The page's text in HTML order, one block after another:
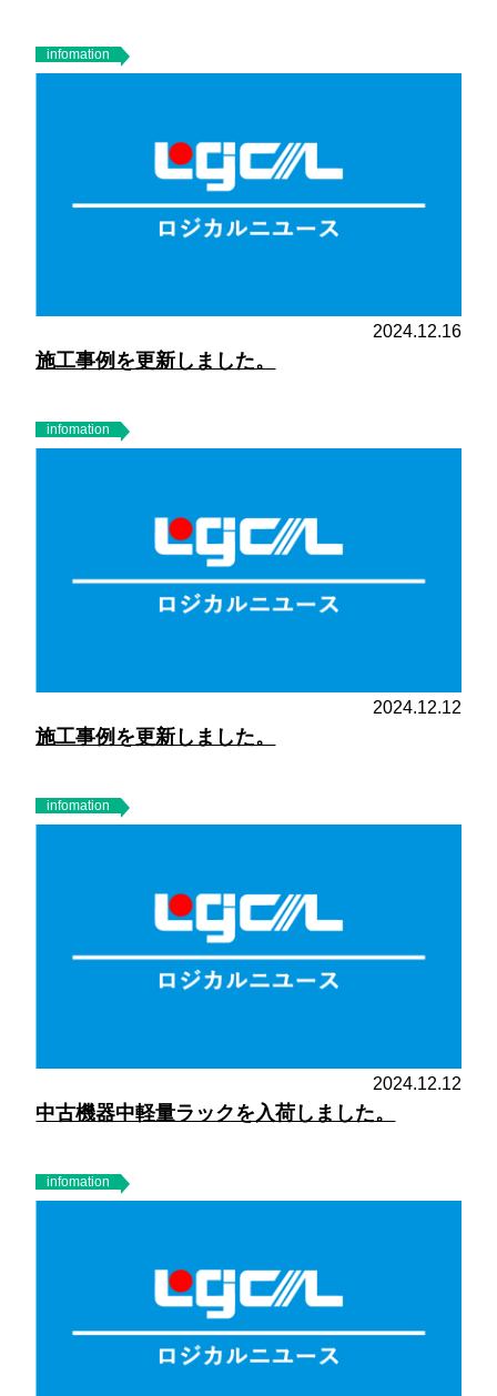
infomation
2024.12.16
施工事例を更新しました。
infomation
2024.12.12
施工事例を更新しました。
infomation
2024.12.12
中古機器中軽量ラックを入荷しました。
infomation